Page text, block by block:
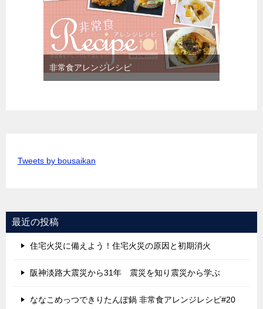
非常食アレンジレシピ
Tweets by bousaikan
最近の投稿
住宅火災に備えよう！住宅火災の原因と初期消火
阪神淡路大震災から31年 震災を知り震災から学ぶ
ななこめっつできりたんぽ鍋 非常食アレンジレシピ#20